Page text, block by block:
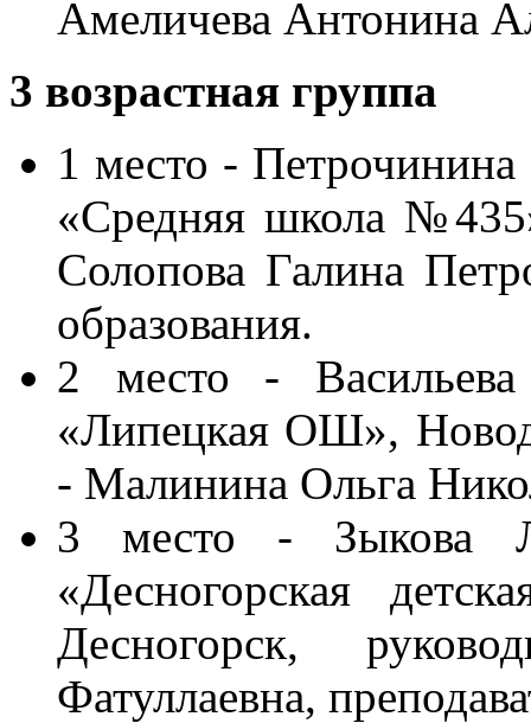
Амеличева Антонина
3 возрастная группа
1 место -
«Средняя школа
Солопова Галина
образования.
2 место -
«Липецкая ОШ»,
- Малинина Ольга
3 место - Зыкова
«Десногорская
Десногорск,
Фатуллаевна,